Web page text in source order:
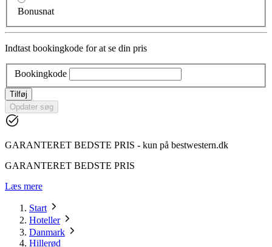
Bonusnat
Indtast bookingkode for at se din pris
Bookingkode
Tilføj
Opdater søg
GARANTERET BEDSTE PRIS - kun på bestwestern.dk
GARANTERET BEDSTE PRIS
Læs mere
Start
Hoteller
Danmark
Hillerød